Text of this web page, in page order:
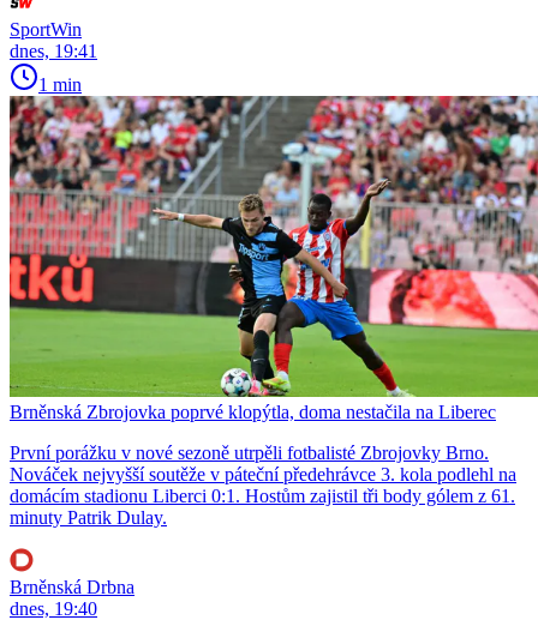
SportWin
dnes, 19:41
1 min
Brněnská Zbrojovka poprvé klopýtla, doma nestačila na Liberec
První porážku v nové sezoně utrpěli fotbalisté Zbrojovky Brno.
Nováček nejvyšší soutěže v páteční předehrávce 3. kola podlehl na
domácím stadionu Liberci 0:1. Hostům zajistil tři body gólem z 61.
minuty Patrik Dulay.
Brněnská Drbna
dnes, 19:40